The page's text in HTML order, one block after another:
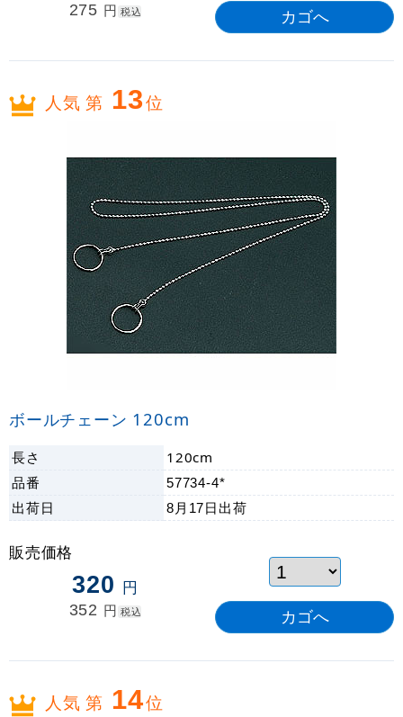
275 円 税込
人気 第 13位
ボールチェーン 120cm
長さ
120cm
品番
57734-4*
出荷日 8月17日 出荷
販売価格
320 円
352 円 税込
人気 第 14位